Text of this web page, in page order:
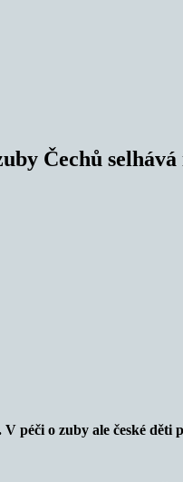
Čechů
péči o zuby ale české